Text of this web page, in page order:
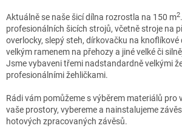
Aktuálně se naše šicí dílna rozrostla na 150 m2
profesionálních šicích strojů, včetně stroje na
overlocky, slepý steh, dírkovačku na knoflíkové
velkým ramenem na přehozy a jiné velké či
Jsme vybaveni třemi nadstandardně velkými
profesionálními žehličkami.
Rádi vám pomůžeme s výběrem materiálů pro
vaše prostory, vybereme a nainstalujeme
hotových zpracovaných závěsů.